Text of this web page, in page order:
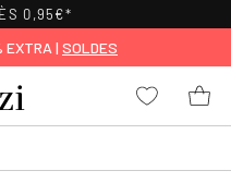
0,95€*
EXTRA | SOLDES